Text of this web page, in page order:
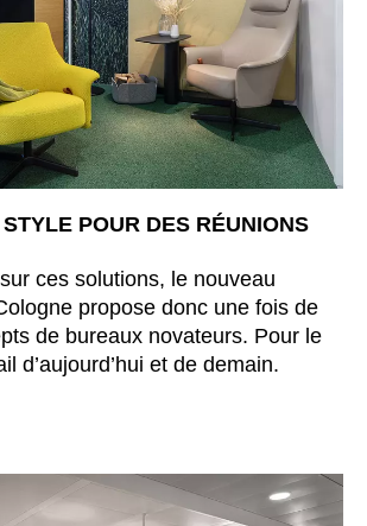
unis(AE)
POUR DES RÉUNIONS
ces solutions, le nouveau
propose donc une fois de
de bureaux novateurs. Pour le
d’aujourd’hui et de demain.